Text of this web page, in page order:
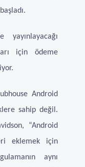
için ödeme
Android
sahip değil.
“Android
eklemek için
aynı